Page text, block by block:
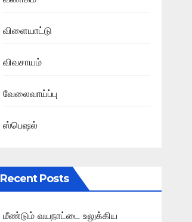
விளையாட்டு
விவசாயம்
வேலைவாய்ப்பு
ஸ்பெஷல்
Recent Posts
மீண்டும் வயநாட்டை உலுக்கிய